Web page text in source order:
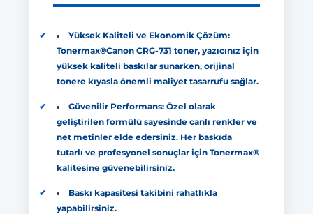
Yüksek Kaliteli ve Ekonomik Çözüm:
Tonermax®Canon CRG-731 toner, yazıcınız için
yüksek kaliteli baskılar sunarken, orijinal
tonere kıyasla önemli maliyet tasarrufu sağlar.
Güvenilir Performans: Özel olarak
geliştirilen formülü sayesinde canlı renkler ve
net metinler elde edersiniz. Her baskıda
tutarlı ve profesyonel sonuçlar için Tonermax®
kalitesine güvenebilirsiniz.
Baskı kapasitesi takibini rahatlıkla
yapabilirsiniz.